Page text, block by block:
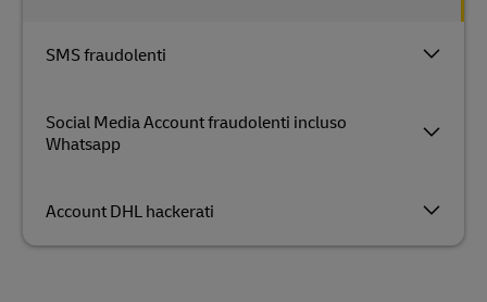
SMS fraudolenti
Social Media Account fraudolenti incluso
Whatsapp
Account DHL hackerati